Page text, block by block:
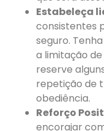
Estabeleça
consistentes
seguro.
a limitação
reserve
repetição de
obediência.
Reforço
encorajar